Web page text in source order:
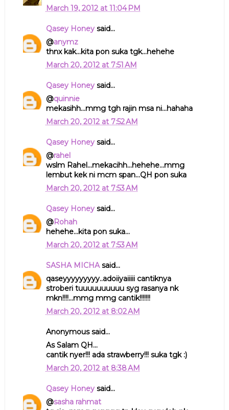
March 19, 2012 at 11:04 PM
Qasey Honeysaid...
@anymz
thnx kak...kita pon suka tgk...hehehe
March 20, 2012 at 7:51 AM
Qasey Honeysaid...
@quinnie
mekasihh...mmg tgh rajin msa ni...hahaha
March 20, 2012 at 7:52 AM
Qasey Honeysaid...
@rahel
wslm Rahel...mekacihh...hehehe...mmg
lembut kek ni mcm span...QH pon suka
March 20, 2012 at 7:53 AM
Qasey Honeysaid...
@Rohah
hehehe...kita pon suka...
March 20, 2012 at 7:53 AM
SASHA MICHAsaid...
qaseyyyyyyyyy..adoiiyaiiiii cantiknya
stroberi tuuuuuuuuuu syg rasanya nk
mkn!!!!...mmg mmg cantik!!!!!!!
March 20, 2012 at 8:02 AM
Anonymous said...
As Salam QH...
cantik nyer!!! ada strawberry!!! suka tgk :)
March 20, 2012 at 8:38 AM
Qasey Honeysaid...
@sasha rahmat